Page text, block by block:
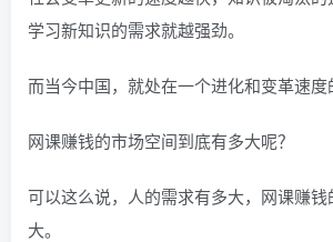
学习新知识的需求就越强劲。
而当今中国，就处在一个进化和变革速度
网课赚钱的市场空间到底有多大呢？
可以这么说，人的需求有多大，网课赚
大。